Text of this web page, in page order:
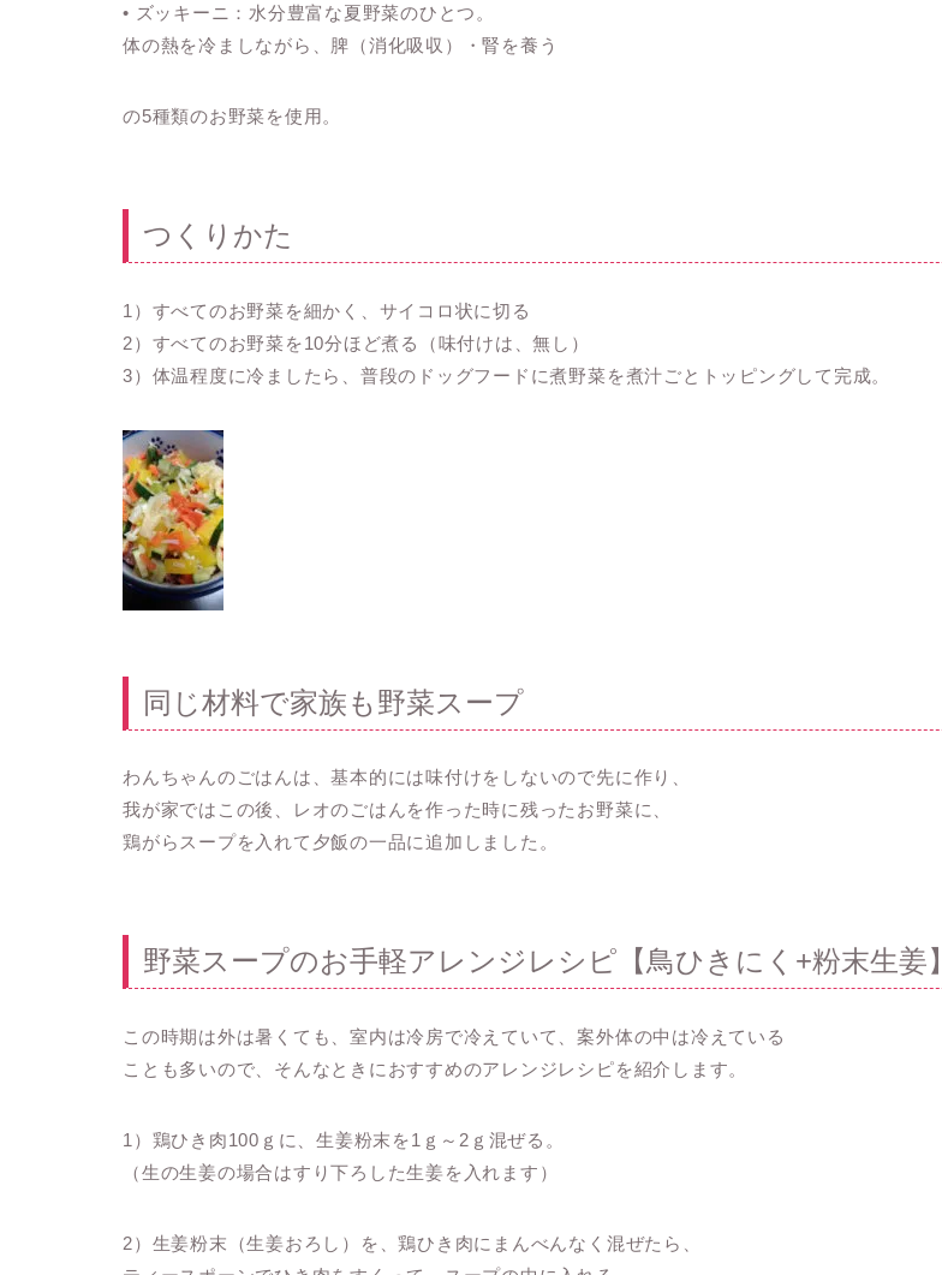
• ズッキーニ：水分豊富な夏野菜のひとつ。
体の熱を冷ましながら、脾（消化吸収）・腎を養う
の5種類のお野菜を使用。
つくりかた
1）すべてのお野菜を細かく、サイコロ状に切る
2）すべてのお野菜を10分ほど煮る（味付けは、無し）
3）体温程度に冷ましたら、普段のドッグフードに煮野菜を煮汁ごとトッピングして完成。
同じ材料で家族も野菜スープ
わんちゃんのごはんは、基本的には味付けをしないので先に作り、
我が家ではこの後、レオのごはんを作った時に残ったお野菜に、
鶏がらスープを入れて夕飯の一品に追加しました。
野菜スープのお手軽アレンジレシピ【鳥ひきにく+粉末生姜】
この時期は外は暑くても、室内は冷房で冷えていて、案外体の中は冷えている
ことも多いので、そんなときにおすすめのアレンジレシピを紹介します。
1）鶏ひき肉100ｇに、生姜粉末を1ｇ～2ｇ混ぜる。
（生の生姜の場合はすり下ろした生姜を入れます）
2）生姜粉末（生姜おろし）を、鶏ひき肉にまんべんなく混ぜたら、